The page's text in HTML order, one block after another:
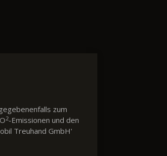
zum
2-Emissionen und den
Treuhand GmbH'